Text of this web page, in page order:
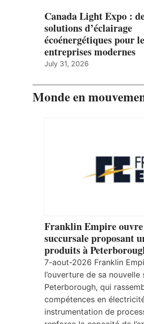
Canada Light Expo :
solutions d’éclairage
écoénergétiques pour
entreprises modernes
July 31, 2026
Monde en
Franklin Empire ouvre
succursale proposant
produits à
7-aout-2026 Franklin
l’ouverture de sa nouvelle
Peterborough, qui
compétences en
instrumentation de